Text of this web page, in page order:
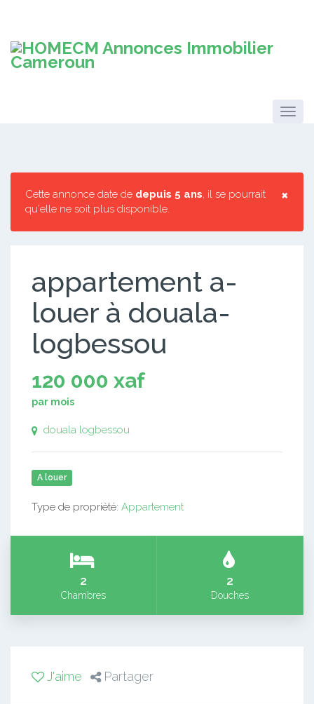
×
Cette annonce date de depuis 5 ans, il se pourrait
qu'elle ne soit plus disponible.
appartement a-
louer à douala-
logbessou
120 000 xaf
par mois
douala logbessou
A louer
Type de propriété: Appartement
2
Chambres
2
Douches
J'aime Partager